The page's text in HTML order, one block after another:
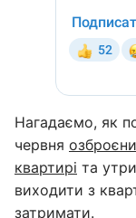
Нагадаємо, як
червня
квартирі та
виходити з
затримати.